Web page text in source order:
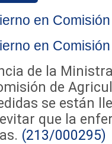
en Comisión
en
de la
de
se están
que la
(213/000295)